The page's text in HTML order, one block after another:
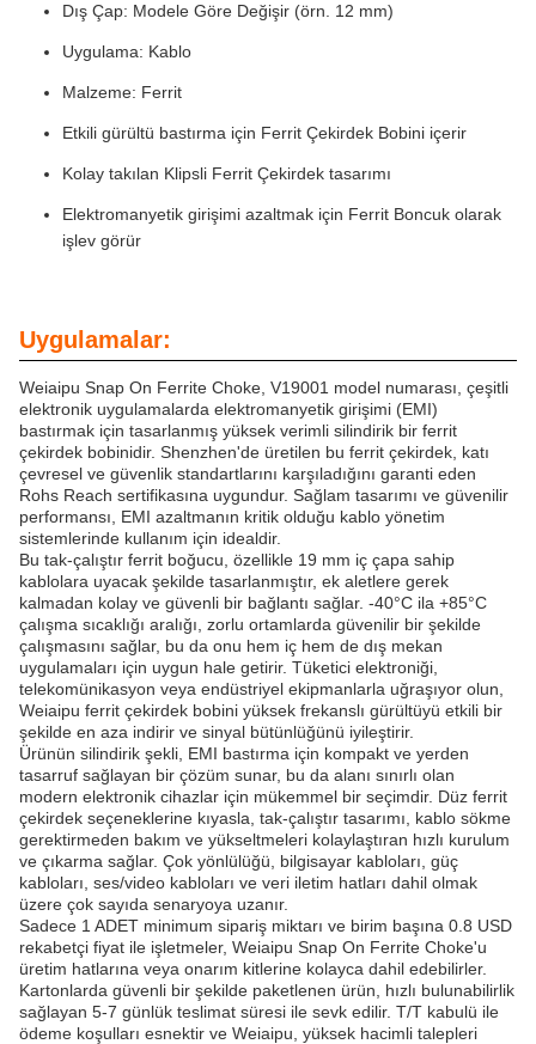
Dış Çap: Modele Göre Değişir (örn. 12 mm)
Uygulama: Kablo
Malzeme: Ferrit
Etkili gürültü bastırma için Ferrit Çekirdek Bobini içerir
Kolay takılan Klipsli Ferrit Çekirdek tasarımı
Elektromanyetik girişimi azaltmak için Ferrit Boncuk olarak
işlev görür
Uygulamalar:
Weiaipu Snap On Ferrite Choke, V19001 model numarası, çeşitli
elektronik uygulamalarda elektromanyetik girişimi (EMI)
bastırmak için tasarlanmış yüksek verimli silindirik bir ferrit
çekirdek bobinidir. Shenzhen'de üretilen bu ferrit çekirdek, katı
çevresel ve güvenlik standartlarını karşıladığını garanti eden
Rohs Reach sertifikasına uygundur. Sağlam tasarımı ve güvenilir
performansı, EMI azaltmanın kritik olduğu kablo yönetim
sistemlerinde kullanım için idealdir.
Bu tak-çalıştır ferrit boğucu, özellikle 19 mm iç çapa sahip
kablolara uyacak şekilde tasarlanmıştır, ek aletlere gerek
kalmadan kolay ve güvenli bir bağlantı sağlar. -40°C ila +85°C
çalışma sıcaklığı aralığı, zorlu ortamlarda güvenilir bir şekilde
çalışmasını sağlar, bu da onu hem iç hem de dış mekan
uygulamaları için uygun hale getirir. Tüketici elektroniği,
telekomünikasyon veya endüstriyel ekipmanlarla uğraşıyor olun,
Weiaipu ferrit çekirdek bobini yüksek frekanslı gürültüyü etkili bir
şekilde en aza indirir ve sinyal bütünlüğünü iyileştirir.
Ürünün silindirik şekli, EMI bastırma için kompakt ve yerden
tasarruf sağlayan bir çözüm sunar, bu da alanı sınırlı olan
modern elektronik cihazlar için mükemmel bir seçimdir. Düz ferrit
çekirdek seçeneklerine kıyasla, tak-çalıştır tasarımı, kablo sökme
gerektirmeden bakım ve yükseltmeleri kolaylaştıran hızlı kurulum
ve çıkarma sağlar. Çok yönlülüğü, bilgisayar kabloları, güç
kabloları, ses/video kabloları ve veri iletim hatları dahil olmak
üzere çok sayıda senaryoya uzanır.
Sadece 1 ADET minimum sipariş miktarı ve birim başına 0.8 USD
rekabetçi fiyat ile işletmeler, Weiaipu Snap On Ferrite Choke'u
üretim hatlarına veya onarım kitlerine kolayca dahil edebilirler.
Kartonlarda güvenli bir şekilde paketlenen ürün, hızlı bulunabilirlik
sağlayan 5-7 günlük teslimat süresi ile sevk edilir. T/T kabulü ile
ödeme koşulları esnektir ve Weiaipu, yüksek hacimli talepleri